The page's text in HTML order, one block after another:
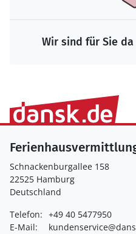
Wir sind für Sie da
Schnackenburgallee 158
22525 Hamburg
Deutschland
Telefon: +49 40 5477950
E-Mail: